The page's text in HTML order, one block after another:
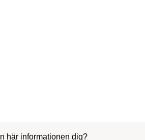
här informationen dig?